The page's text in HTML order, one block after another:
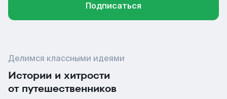
Подписаться
Делимся классными идеями
Истории и хитрости
от путешественников